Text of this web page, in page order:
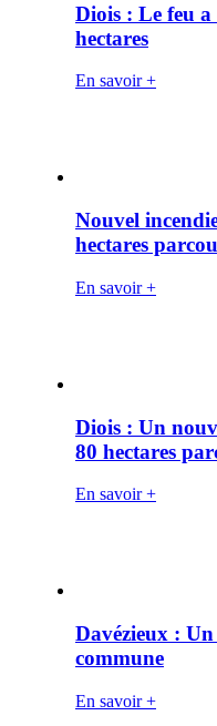
Diois : Le feu
hectares
En savoir +
Nouvel
hectares
En savoir +
Diois : Un
80 hectares
En savoir +
Davézieux :
commune
En savoir +